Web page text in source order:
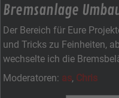
Bremsanlage
Der Bereich für Eure
und Tricks zu Feinheiten,
wechselte ich die
Moderatoren: as, Chris